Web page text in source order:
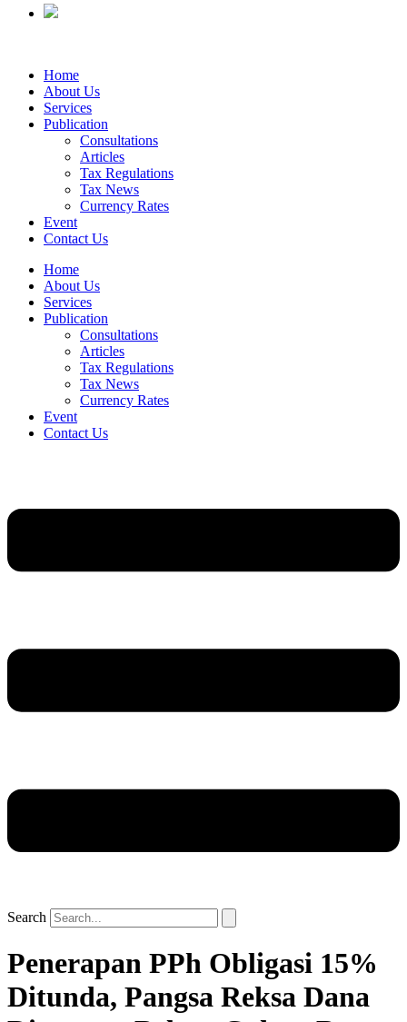
Home
About Us
Services
Publication
Consultations
Articles
Tax Regulations
Tax News
Currency Rates
Event
Contact Us
Home
About Us
Services
Publication
Consultations
Articles
Tax Regulations
Tax News
Currency Rates
Event
Contact Us
Search
Penerapan PPh Obligasi 15%
Ditunda, Pangsa Reksa Dana